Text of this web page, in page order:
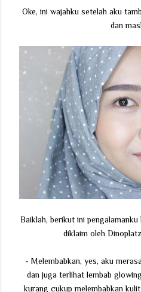
Oke, ini wajahku setelah aku
dan
Baiklah, berikut ini
diklaim oleh
- Melembabkan, yes, aku
dan juga terlihat lembab
kurang cukup melembabkan